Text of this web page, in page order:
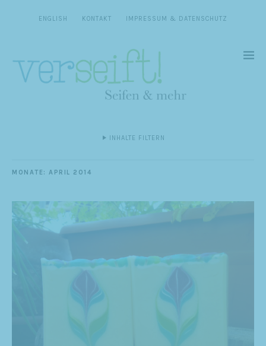
ENGLISH KONTAKT IMPRESSUM & DATENSCHUTZ
INHALTE FILTERN
MONATE: APRIL 2014